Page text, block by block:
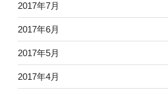
2017年7月
2017年6月
2017年5月
2017年4月